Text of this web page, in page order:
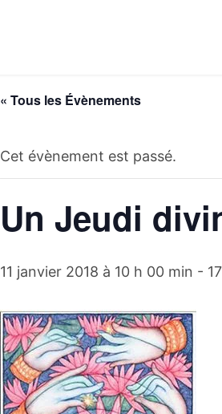
« Tous les Évènements
Cet évènement est passé.
Un Jeudi
11 janvier 2018 à 10 h 00 min -